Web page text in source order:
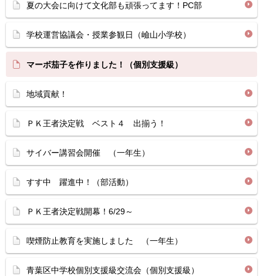
夏の大会に向けて文化部も頑張ってます！PC部
学校運営協議会・授業参観日（嶮山小学校）
マーボ茄子を作りました！（個別支援級）
地域貢献！
ＰＫ王者決定戦 ベスト４ 出揃う！
サイバー講習会開催 （一年生）
すす中 躍進中！（部活動）
ＰＫ王者決定戦開幕！6/29～
喫煙防止教育を実施しました （一年生）
青葉区中学校個別支援級交流会（個別支援級）